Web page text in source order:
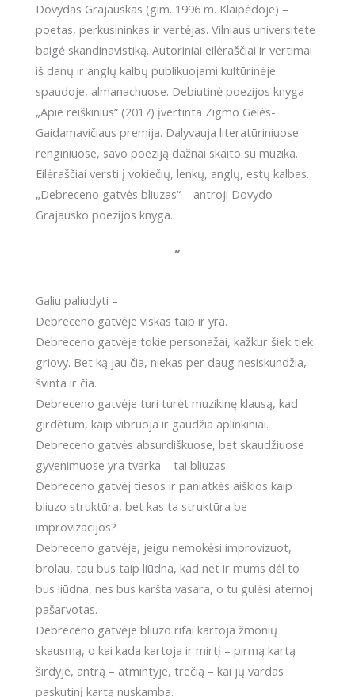
gatvės
bliuzas
Dovydas Grajauskas (gim. 1996 m. Klaipėdoje) –
poetas, perkusininkas ir vertėjas. Vilniaus universitete
baigė skandinavistiką. Autoriniai eilėraščiai ir vertimai
iš danų ir anglų kalbų publikuojami kultūrinėje
spaudoje, almanachuose. Debiutinė poezijos knyga
„Apie reiškinius“ (2017) įvertinta Zigmo Gėlės-
Gaidamavičiaus premija. Dalyvauja literatūriniuose
renginiuose, savo poeziją dažnai skaito su muzika.
Eilėraščiai versti į vokiečių, lenkų, anglų, estų kalbas.
„Debreceno gatvės bliuzas“ – antroji Dovydo
Grajausko poezijos knyga.
„
Galiu paliudyti –
Debreceno gatvėje viskas taip ir yra.
Debreceno gatvėje tokie personažai, kažkur šiek tiek
griovy. Bet ką jau čia, niekas per daug nesiskundžia,
švinta ir čia.
Debreceno gatvėje turi turėt muzikinę klausą, kad
girdėtum, kaip vibruoja ir gaudžia aplinkiniai.
Debreceno gatvės absurdiškuose, bet skaudžiuose
gyvenimuose yra tvarka – tai bliuzas.
Debreceno gatvėj tiesos ir paniatkės aiškios kaip
bliuzo struktūra, bet kas ta struktūra be
improvizacijos?
Debreceno gatvėje, jeigu nemokėsi improvizuot,
brolau, tau bus taip liūdna, kad net ir mums dėl to
bus liūdna, nes bus karšta vasara, o tu gulėsi aternoj
pašarvotas.
Debreceno gatvėje bliuzo rifai kartoja žmonių
skausmą, o kai kada kartoja ir mirtį – pirmą kartą
širdyje, antrą – atmintyje, trečią – kai jų vardas
paskutinį kartą nuskamba.